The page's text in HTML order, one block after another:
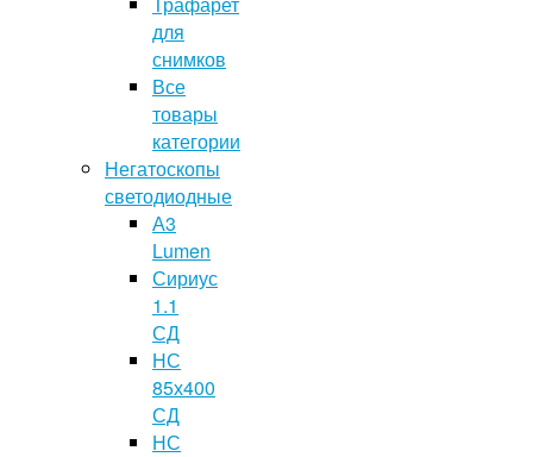
для
снимков
Все
товары
категории
Негатоскопы
светодиодные
А3
Lumen
Сириус
1.1
СД
НС
85х400
СД
НС